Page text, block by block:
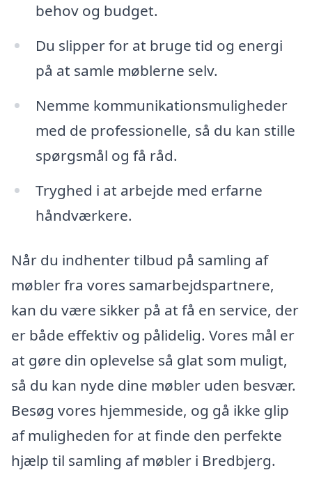
behov og budget.
Du slipper for at bruge tid og energi
på at samle møblerne selv.
Nemme kommunikationsmuligheder
med de professionelle, så du kan stille
spørgsmål og få råd.
Tryghed i at arbejde med erfarne
håndværkere.
Når du indhenter tilbud på samling af
møbler fra vores samarbejdspartnere,
kan du være sikker på at få en service, der
er både effektiv og pålidelig. Vores mål er
at gøre din oplevelse så glat som muligt,
så du kan nyde dine møbler uden besvær.
Besøg vores hjemmeside, og gå ikke glip
af muligheden for at finde den perfekte
hjælp til samling af møbler i Bredbjerg.